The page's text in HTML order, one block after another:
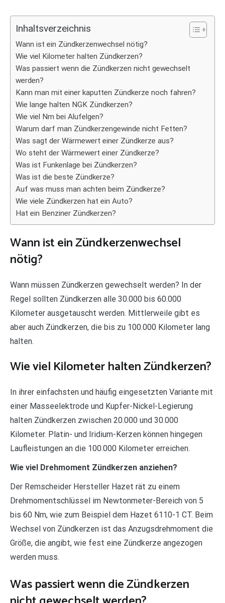
Inhaltsverzeichnis
Wann ist ein Zündkerzenwechsel nötig?
Wie viel Kilometer halten Zündkerzen?
Was passiert wenn die Zündkerzen nicht gewechselt
werden?
Kann man mit einer kaputten Zündkerze noch fahren?
Wie lange halten NGK Zündkerzen?
Wie viel Nm bei Alufelgen?
Warum darf man Zündkerzengewinde nicht Fetten?
Was sagt der Wärmewert einer Zündkerze aus?
Wo steht der Wärmewert einer Zündkerze?
Was ist Funkenlage bei Zündkerzen?
Was ist die beste Zündkerze?
Auf was muss man achten beim Zündkerze?
Wie viele Zündkerzen hat ein Auto?
Hat ein Benziner Zündkerzen?
Wann ist ein Zündkerzenwechsel
nötig?
Wann müssen Zündkerzen gewechselt werden? In der
Regel sollten Zündkerzen alle 30.000 bis 60.000
Kilometer ausgetauscht werden. Mittlerweile gibt es
aber auch Zündkerzen, die bis zu 100.000 Kilometer lang
halten.
Wie viel Kilometer halten Zündkerzen?
In ihrer einfachsten und häufig eingesetzten Variante mit
einer Masseelektrode und Kupfer-Nickel-Legierung
halten Zündkerzen zwischen 20.000 und 30.000
Kilometer. Platin- und Iridium-Kerzen können hingegen
Laufleistungen an die 100.000 Kilometer erreichen.
Wie viel Drehmoment Zündkerzen anziehen?
Der Remscheider Hersteller Hazet rät zu einem
Drehmomentschlüssel im Newtonmeter-Bereich von 5
bis 60 Nm, wie zum Beispiel dem Hazet 6110-1 CT. Beim
Wechsel von Zündkerzen ist das Anzugsdrehmoment die
Größe, die angibt, wie fest eine Zündkerze angezogen
werden muss.
Was passiert wenn die Zündkerzen